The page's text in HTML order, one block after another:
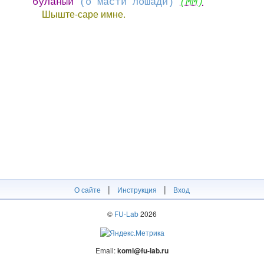
Шыште-саре имне.
О сайте | Инструкция | Вход
© FU-Lab2026
Email:komi@fu-lab.ru